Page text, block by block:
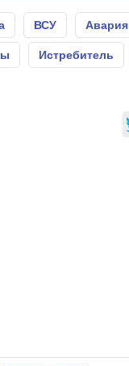
ВСУ Авария
Истребитель